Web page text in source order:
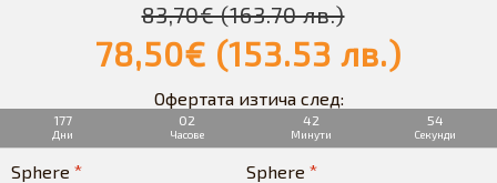
Офертата изтича след:
177
Дни
02
Часове
42
Минути
54
Секунди
78,50€ (153.53 лв.)
83,70€ (163.70 лв.)
Sphere Sphere